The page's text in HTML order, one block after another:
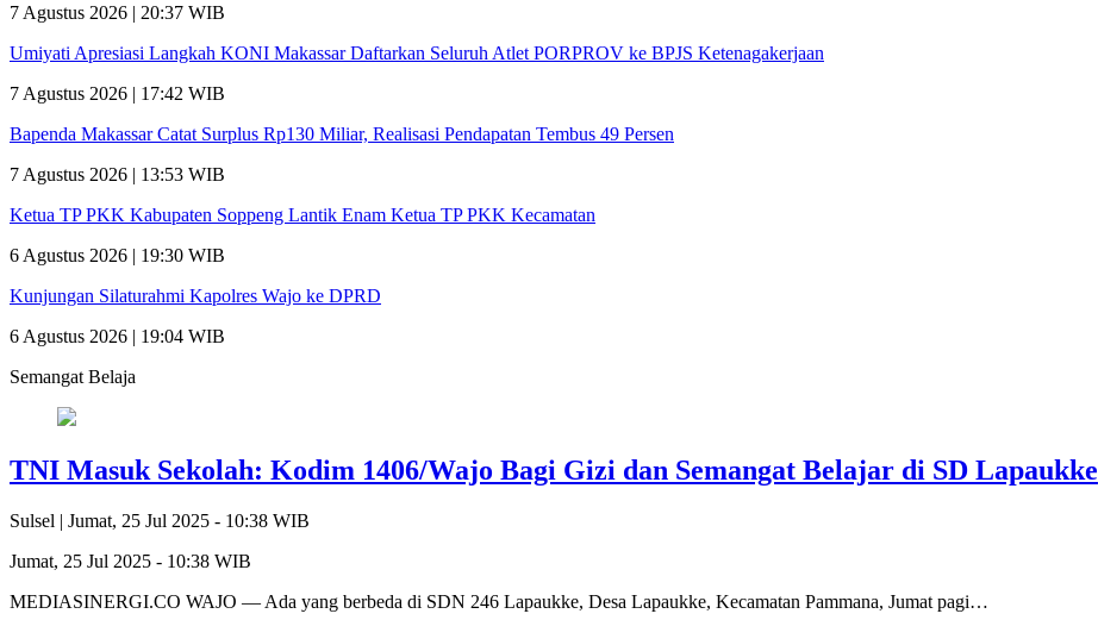
7 Agustus 2026 | 20:37 WIB
Umiyati Apresiasi Langkah KONI Makassar Daftarkan Seluruh Atlet PORPROV ke BPJS Ketenagakerjaan
7 Agustus 2026 | 17:42 WIB
Bapenda Makassar Catat Surplus Rp130 Miliar, Realisasi Pendapatan Tembus 49 Persen
7 Agustus 2026 | 13:53 WIB
Ketua TP PKK Kabupaten Soppeng Lantik Enam Ketua TP PKK Kecamatan
6 Agustus 2026 | 19:30 WIB
Kunjungan Silaturahmi Kapolres Wajo ke DPRD
6 Agustus 2026 | 19:04 WIB
Semangat Belaja
TNI Masuk Sekolah: Kodim 1406/Wajo Bagi Gizi dan Semangat Belajar di SD Lapaukke
Sulsel | Jumat, 25 Jul 2025 - 10:38 WIB
Jumat, 25 Jul 2025 - 10:38 WIB
MEDIASINERGI.CO WAJO — Ada yang berbeda di SDN 246 Lapaukke, Desa Lapaukke, Kecamatan Pammana, Jumat pagi…